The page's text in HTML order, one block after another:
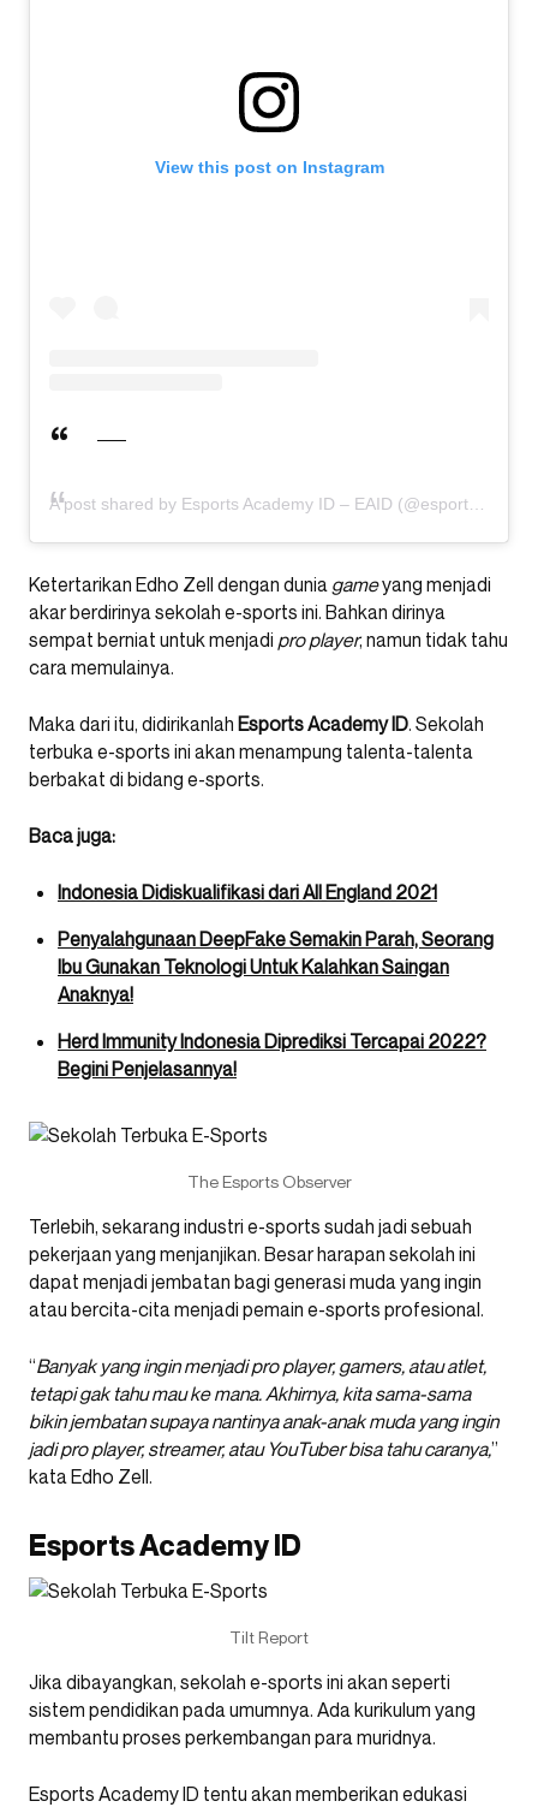
View this post on Instagram
A post shared by Esports Academy ID – EAID (@esportsacademy.id)
Ketertarikan Edho Zell dengan dunia gameyang menjadi
akar berdirinya sekolah e-sports ini. Bahkan dirinya
sempat berniat untuk menjadi pro player, namun tidak tahu
cara memulainya.
Maka dari itu, didirikanlah Esports Academy ID. Sekolah
terbuka e-sports ini akan menampung talenta-talenta
berbakat di bidang e-sports.
Baca juga:
Indonesia Didiskualifikasi dari All England 2021
Penyalahgunaan DeepFake Semakin Parah, Seorang
Ibu Gunakan Teknologi Untuk Kalahkan Saingan
Anaknya!
Herd Immunity Indonesia Diprediksi Tercapai 2022?
Begini Penjelasannya!
The Esports Observer
Terlebih, sekarang industri e-sports sudah jadi sebuah
pekerjaan yang menjanjikan. Besar harapan sekolah ini
dapat menjadi jembatan bagi generasi muda yang ingin
atau bercita-cita menjadi pemain e-sports profesional.
“Banyak yang ingin menjadi pro player, gamers, atau atlet,
tetapi gak tahu mau ke mana. Akhirnya, kita sama-sama
bikin jembatan supaya nantinya anak-anak muda yang ingin
jadi pro player, streamer, atau YouTuber bisa tahu caranya,”
kata Edho Zell.
Esports Academy ID
Tilt Report
Jika dibayangkan, sekolah e-sports ini akan seperti
sistem pendidikan pada umumnya. Ada kurikulum yang
membantu proses perkembangan para muridnya.
Esports Academy ID tentu akan memberikan edukasi